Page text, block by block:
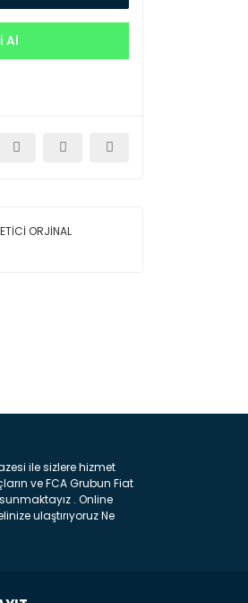
Al
ORJİNAL
ile sizlere hizmet
ve FCA Grubun Fiat
. Online
ulaştırıyoruz Ne
Çamurluk :
Araçlara Yedek Parça